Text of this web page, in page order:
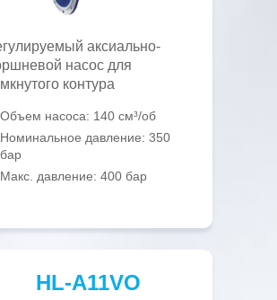
аксиально-
насос для
контура
Объем насоса: 140 см³/об
Номинальное давление: 350
бар
Макс. давление: 400 бар
HL-A11VO